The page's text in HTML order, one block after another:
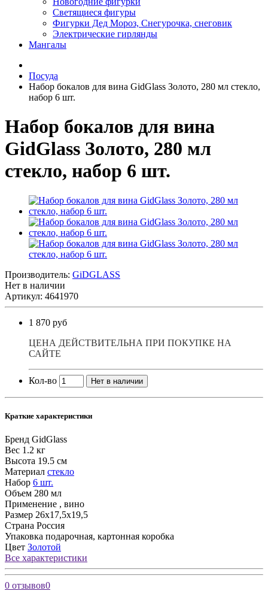
Светящиеся фигуры
Фигурки Дед Мороз, Снегурочка, снеговик
Электрические гирлянды
Мангалы
Посуда
Набор бокалов для вина GidGlass Золото, 280 мл стекло,
набор 6 шт.
Набор бокалов для вина
GidGlass Золото, 280 мл
стекло, набор 6 шт.
Производитель: GiDGLASS
Нет в наличии
Артикул: 4641970
1 870 руб
ЦЕНА ДЕЙСТВИТЕЛЬНА ПРИ ПОКУПКЕ НА
САЙТЕ
Кол-во Нет в наличии
Краткие характеристики
Бренд GidGlass
Вес 1.2 кг
Высота 19.5 см
Материал стекло
Набор 6 шт.
Объем 280 мл
Применение , вино
Размер 26х17,5х19,5
Страна Россия
Упаковка подарочная, картонная коробка
Цвет Золотой
Все характеристики
0 отзывов0